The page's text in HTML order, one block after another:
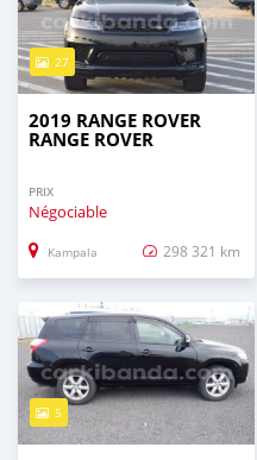
27
2019 RANGE ROVER
RANGE ROVER
PRIX
Négociable
Kampala 298 321 km
5